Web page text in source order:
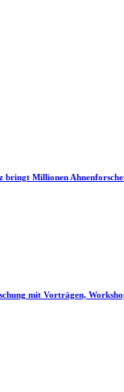
bringt Millionen
mit Vorträgen,